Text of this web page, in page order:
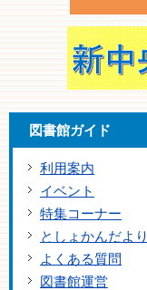
図書館ガイド
利用案内
イベント
特集コーナー
としょかんだより
よくある質問
図書館運営